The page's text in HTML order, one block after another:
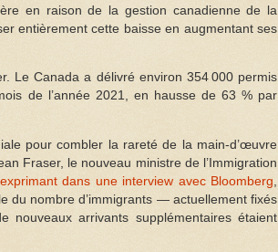
en raison de la gestion canadienne de la
entièrement cette baisse en augmentant ses
Le Canada a délivré environ 354 000 permis
de l’année 2021, en hausse de 63 % par
pour combler la rareté de la main-d’œuvre
Fraser, le nouveau ministre de l’Immigration
dans une interview avec Bloomberg
du nombre d’immigrants — actuellement fixés
nouveaux arrivants supplémentaires étaient